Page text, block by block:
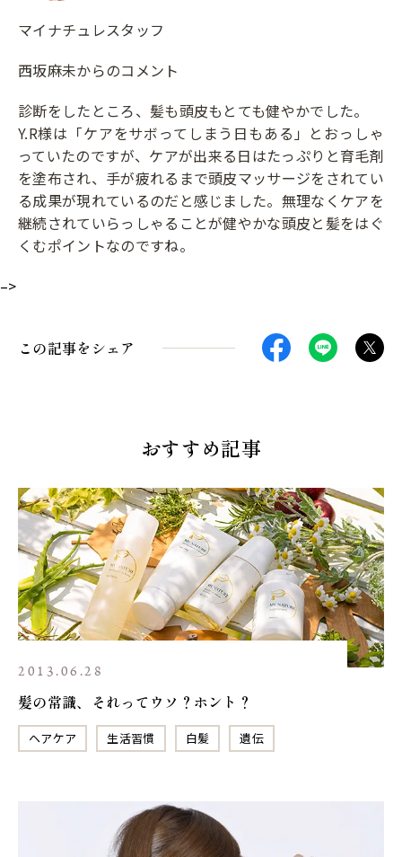
マイナチュレスタッフ
西坂麻未からのコメント
診断をしたところ、髪も頭皮もとても健やかでした。
Y.R様は「ケアをサボってしまう日もある」とおっしゃ
っていたのですが、ケアが出来る日はたっぷりと育毛剤
を塗布され、手が疲れるまで頭皮マッサージをされてい
る成果が現れているのだと感じました。無理なくケアを
継続されていらっしゃることが健やかな頭皮と髪をはぐ
くむポイントなのですね。
–>
この記事をシェア
おすすめ記事
2013.06.28
髪の常識、それってウソ？ホント？
ヘアケア 生活習慣 白髪 遺伝